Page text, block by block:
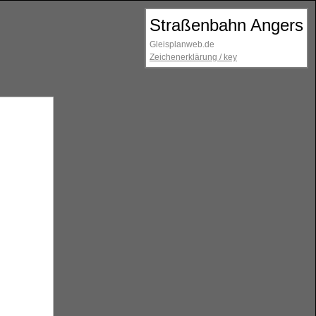
Straßenbahn Angers
Gleisplanweb.de
Zeichenerklärung / key